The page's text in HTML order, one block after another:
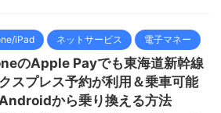
iPad ネットサービス 電子マネー
のApple Payでも東海道新幹線
スプレス予約が利用＆乗車可能
から乗り換える方法